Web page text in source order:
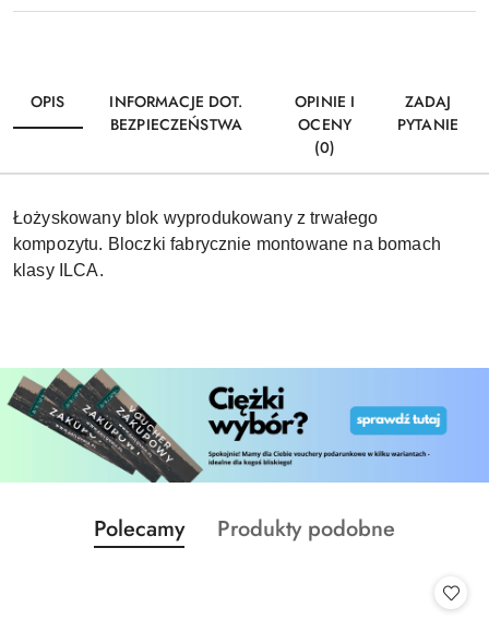
OPIS
INFORMACJE DOT.
BEZPIECZEŃSTWA
OPINIE I
OCENY
(0)
ZADAJ
PYTANIE
Łożyskowany blok wyprodukowany z trwałego
kompozytu. Bloczki fabrycznie montowane na bomach
klasy ILCA.
Pomiń karuzelę produktów
Produkty
o
Polecamy
Produkty
Produkty podobne